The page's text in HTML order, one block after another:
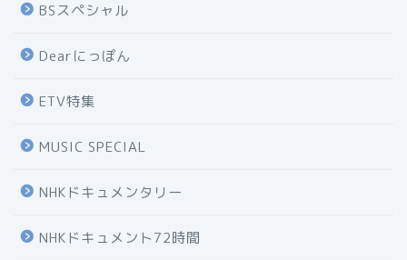
BSスペシャル
Dearにっぽん
ETV特集
MUSIC SPECIAL
NHKドキュメンタリー
NHKドキュメント72時間